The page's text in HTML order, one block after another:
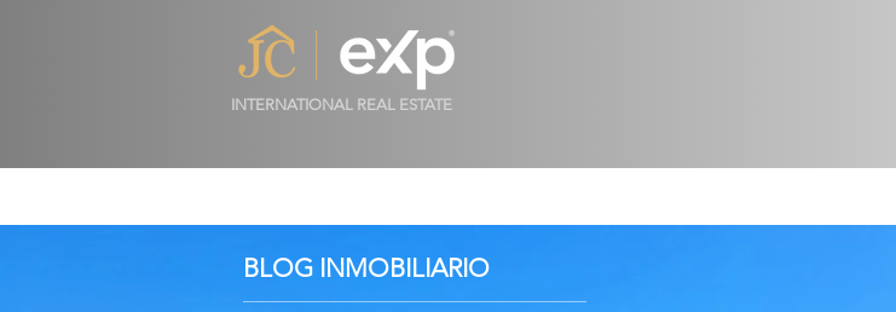
INTERNATIONAL REAL ESTATE
BLOG INMOBILIARIO